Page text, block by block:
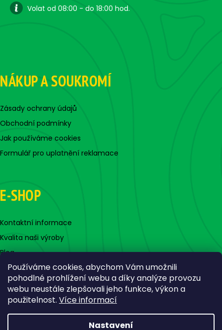
Používáme cookies, abychom Vám umožnili
pohodlné prohlížení webu a díky analýze provozu
webu neustále zlepšovali jeho funkce, výkon a
použitelnost. Více informací
Nastavení
Volat od 08:00 - do 18:00 hod.
NÁKUP A SOUKROMÍ
Zásady ochrany údajů
Obchodní podmínky
Jak používáme cookies
Formulář pro uplatnění reklamace
E-SHOP
Kontaktní informace
Kvalita naši výroby
Blog